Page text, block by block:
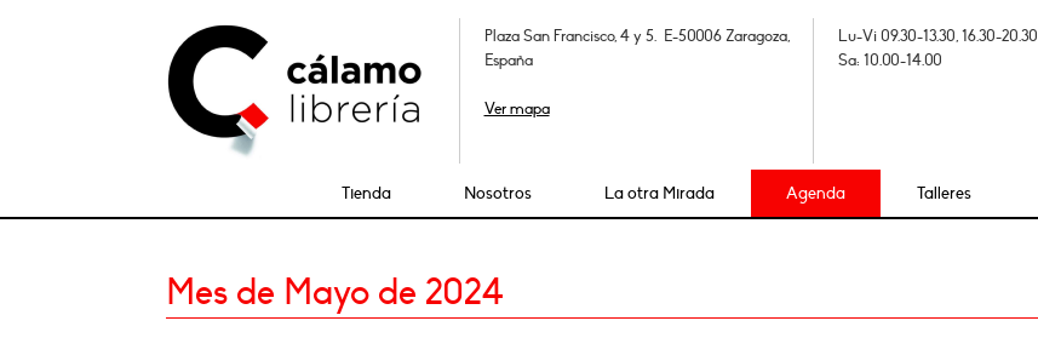
Plaza San Francisco, 4 y 5. E-50006 Zaragoza,
España
Ver mapa
Lu-Vi 09.30-13.30, 16.30-20.30
Sa: 10.00-14.00
Tienda Nosotros La otra Mirada Agenda Talleres
Mes de Mayo de 2024